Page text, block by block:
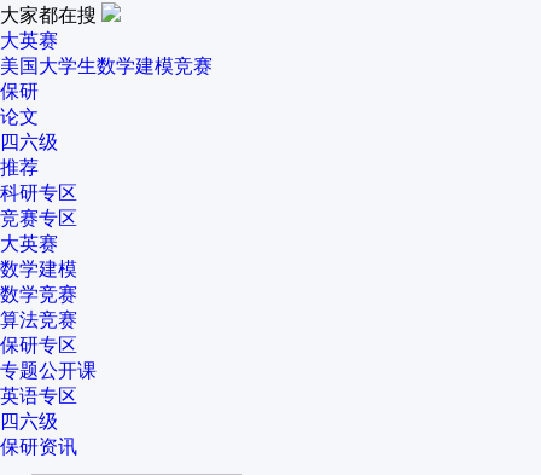
大家都在搜
大英赛
美国大学生数学建模竞赛
保研
论文
四六级
推荐
科研专区
竞赛专区
大英赛
数学建模
数学竞赛
算法竞赛
保研专区
专题公开课
英语专区
四六级
保研资讯